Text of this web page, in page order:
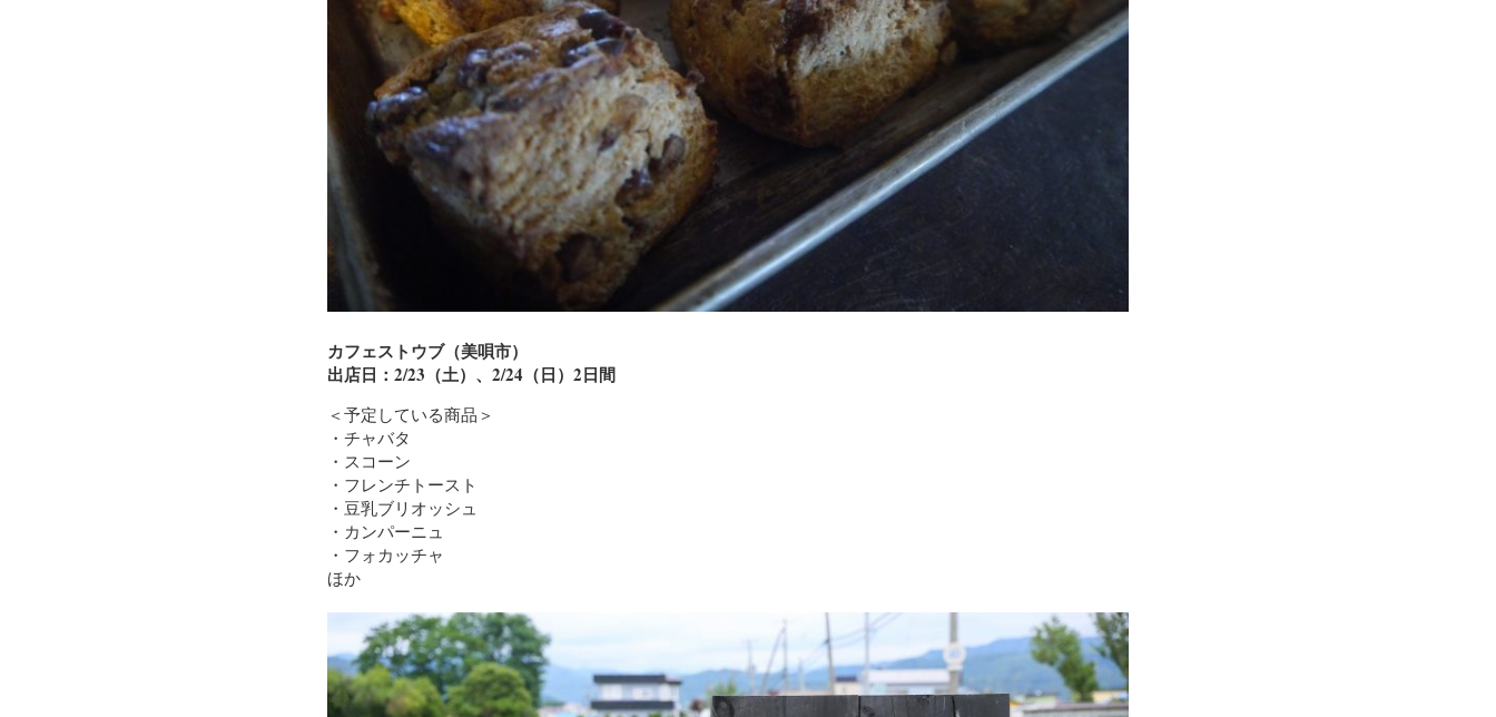
カフェストウブ（美唄市）
出店日：2/23（土）、2/24（日）2日間
＜予定している商品＞
・チャバタ
・スコーン
・フレンチトースト
・豆乳ブリオッシュ
・カンパーニュ
・フォカッチャ
ほか